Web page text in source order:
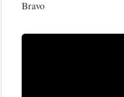
Bravo